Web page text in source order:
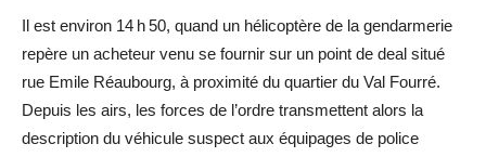
Il est environ 14 h 50, quand un hélicoptère de la gendarmerie
repère un acheteur venu se fournir sur un point de deal situé
rue Emile Réaubourg, à proximité du quartier du Val Fourré.
Depuis les airs, les forces de l’ordre transmettent alors la
description du véhicule suspect aux équipages de police